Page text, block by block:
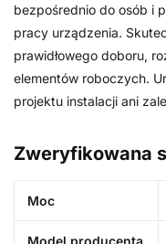
bezpośrednio do osób i
pracy urządzenia.
prawidłowego doboru,
elementów roboczych.
projektu instalacji ani
Zweryfikowana
Moc
Model producenta